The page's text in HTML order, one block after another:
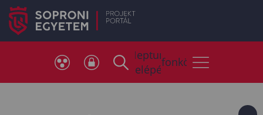
Neptun
belépés
Telefonkönyv